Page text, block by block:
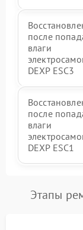
после
влаги
DEXP ESC3
после
влаги
DEXP ESC1
Этапы